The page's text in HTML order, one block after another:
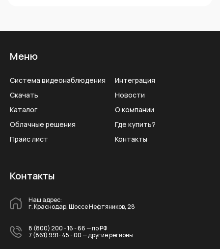
Контакты
Наш адрес:
г. Краснодар, Шоссе Нефтяников, 28
8 (800) 200 - 16 - 66— по РФ
7 (861) 991- 45 - 00— другие регионы
Меню
Система видеонаблюдения
Скачать
Каталог
Облачные решения
Прайс лист
Интеграция
Новости
О компании
Где купить?
Контакты